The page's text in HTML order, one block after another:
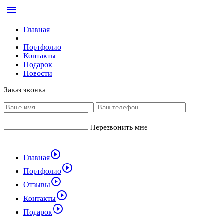
menu
Главная
Портфолио
Контакты
Подарок
Новости
Заказ звонка
Перезвонить мне
Главнаяplay_circle_outline
Портфолиоplay_circle_outline
Отзывыplay_circle_outline
Контактыplay_circle_outline
Подарокplay_circle_outline